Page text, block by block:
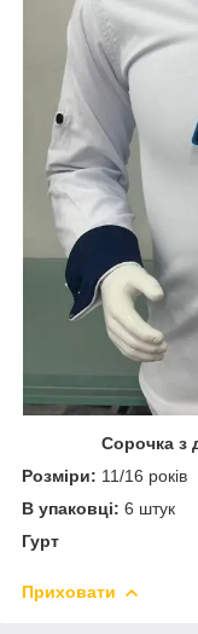
Сорочка з
Розміри: 11/16 років
В упаковці: 6 штук
Гурт
Приховати